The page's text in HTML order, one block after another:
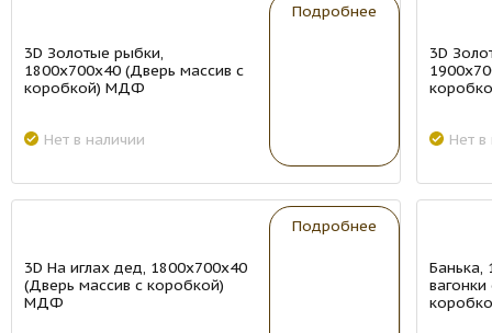
3D Золотые рыбки,
1800х700х40 (Дверь массив с
коробкой) МДФ
Нет в наличии
Подробнее
3D
Нет в
3D На иглах дед, 1800х700х40
(Дверь массив с коробкой)
МДФ
Подробнее
Банька,
вагонки